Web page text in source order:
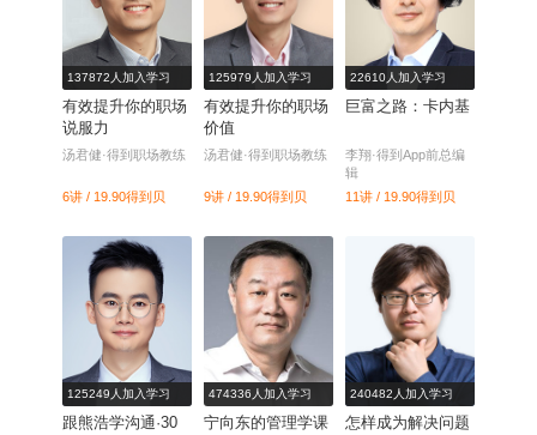
每天听本书
电子书
137872人加入学习
有效提升你的职场
说服力
汤君健·得到职场教练
6讲 / 19.90得到贝
125979人加入学习
有效提升你的职场
价值
汤君健·得到职场教练
9讲 / 19.90得到贝
22610人加入学习
巨富之路：卡内基
李翔·得到App前总编
辑
11讲 / 19.90得到贝
125249人加入学习
跟熊浩学沟通·30
474336人加入学习
宁向东的管理学课
240482人加入学习
怎样成为解决问题